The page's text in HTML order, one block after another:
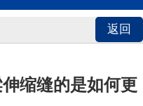
返回
缩缝的是如何更